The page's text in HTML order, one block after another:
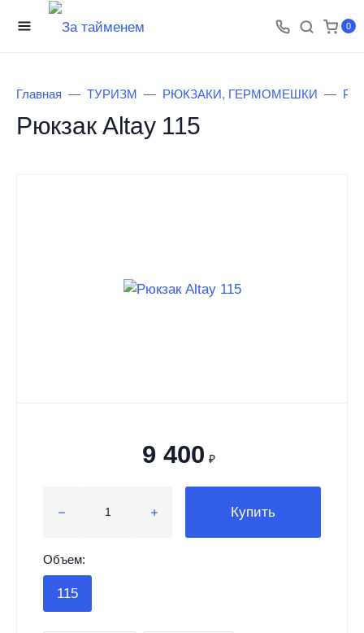
0
Главная ТУРИЗМ РЮКЗАКИ, ГЕРМОМЕШКИ
Рюкзак Altay 115
9 400 ₽
Купить
Объем:
115